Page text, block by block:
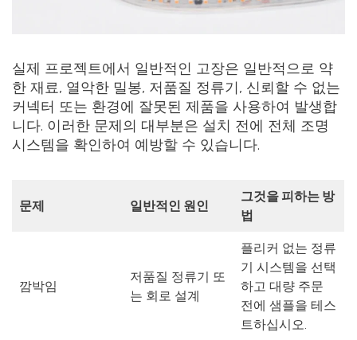
실제 프로젝트에서 일반적인 고장은 일반적으로 약
한 재료, 열악한 밀봉, 저품질 정류기, 신뢰할 수 없는
커넥터 또는 환경에 잘못된 제품을 사용하여 발생합
니다. 이러한 문제의 대부분은 설치 전에 전체 조명
시스템을 확인하여 예방할 수 있습니다.
문제 일반적인 원인
그것을 피하는 방
법
깜박임
저품질 정류기 또
는 회로 설계
플리커 없는 정류
기 시스템을 선택
하고 대량 주문
전에 샘플을 테스
트하십시오.